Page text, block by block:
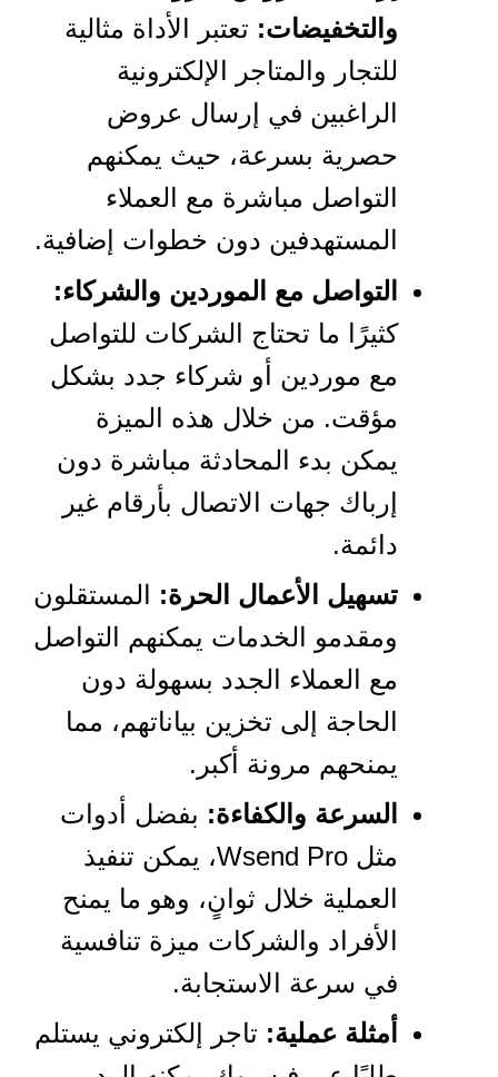
والتخفيضات: تعتبر الأداة مثالية
للتجار والمتاجر الإلكترونية
الراغبين في إرسال عروض
حصرية بسرعة، حيث يمكنهم
التواصل مباشرة مع العملاء
المستهدفين دون خطوات إضافية.
التواصل مع الموردين والشركاء:
كثيرًا ما تحتاج الشركات للتواصل
مع موردين أو شركاء جدد بشكل
مؤقت. من خلال هذه الميزة
يمكن بدء المحادثة مباشرة دون
إرباك جهات الاتصال بأرقام غير
دائمة.
تسهيل الأعمال الحرة: المستقلون
ومقدمو الخدمات يمكنهم التواصل
مع العملاء الجدد بسهولة دون
الحاجة إلى تخزين بياناتهم، مما
يمنحهم مرونة أكبر.
السرعة والكفاءة: بفضل أدوات
مثل Wsend Pro، يمكن تنفيذ
العملية خلال ثوانٍ، وهو ما يمنح
الأفراد والشركات ميزة تنافسية
في سرعة الاستجابة.
أمثلة عملية: تاجر إلكتروني يستلم